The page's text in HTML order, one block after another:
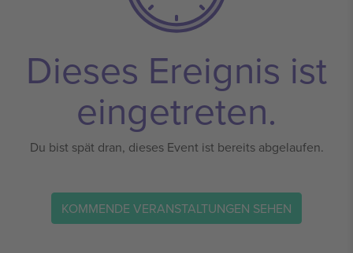
Dieses Ereignis ist
eingetreten.
Du bist spät dran, dieses Event ist bereits abgelaufen.
KOMMENDE VERANSTALTUNGEN SEHEN